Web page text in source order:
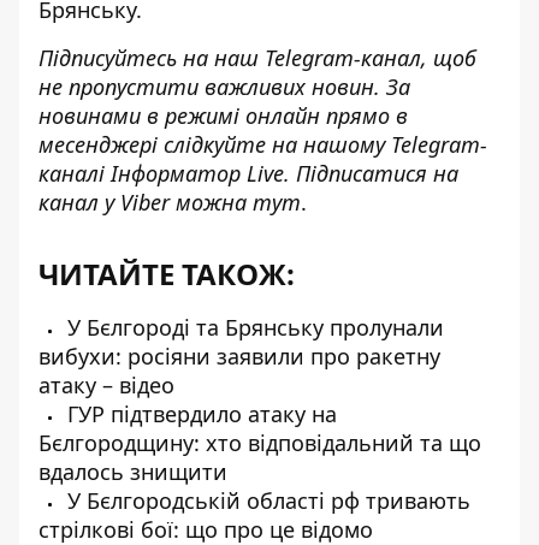
Брянську.
Підписуйтесь на наш Telegram-канал, щоб
не пропустити важливих новин. За
новинами в режимі онлайн прямо в
месенджері слідкуйте на нашому Telegram-
каналі Інформатор Live. Підписатися на
канал у Viber можна тут.
ЧИТАЙТЕ ТАКОЖ:
У Бєлгороді та Брянську пролунали
вибухи: росіяни заявили про ракетну
атаку – відео
ГУР підтвердило атаку на
Бєлгородщину: хто відповідальний та що
вдалось знищити
У Бєлгородській області рф тривають
стрілкові бої: що про це відомо